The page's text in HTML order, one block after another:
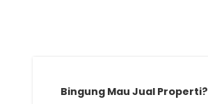
Bingung Mau Jual Properti?